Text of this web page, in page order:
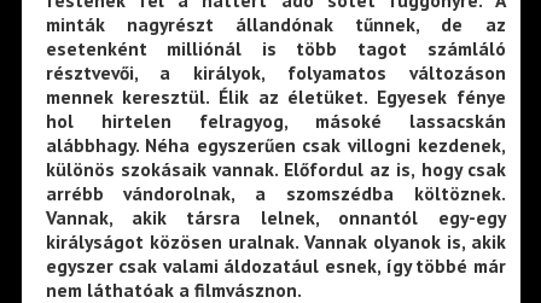
minták nagyrészt állandónak tűnnek, de az
esetenként milliónál is több tagot számláló
résztvevői, a királyok, folyamatos változáson
mennek keresztül. Élik az életüket. Egyesek fénye
hol hirtelen felragyog, másoké lassacskán
alábbhagy. Néha egyszerűen csak villogni kezdenek,
különös szokásaik vannak. Előfordul az is, hogy csak
arrébb vándorolnak, a szomszédba költöznek.
Vannak, akik társra lelnek, onnantól egy-egy
királyságot közösen uralnak. Vannak olyanok is, akik
egyszer csak valami áldozatául esnek, így többé már
nem láthatóak a filmvásznon.